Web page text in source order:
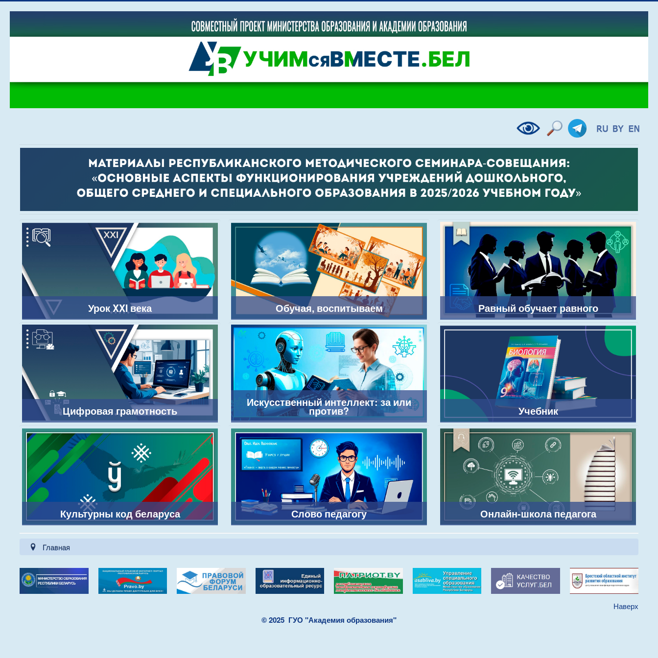
Урок XXI века
Цифровая грамотность
Культурны код беларуса
Обучая, воспитываем
Искусственный интеллект: за или
против?
Слово педагогу
Равный обучает равного
Учебник
Онлайн-школа педагога
Главная
Наверх
© 2025 ГУО "Академия образования"